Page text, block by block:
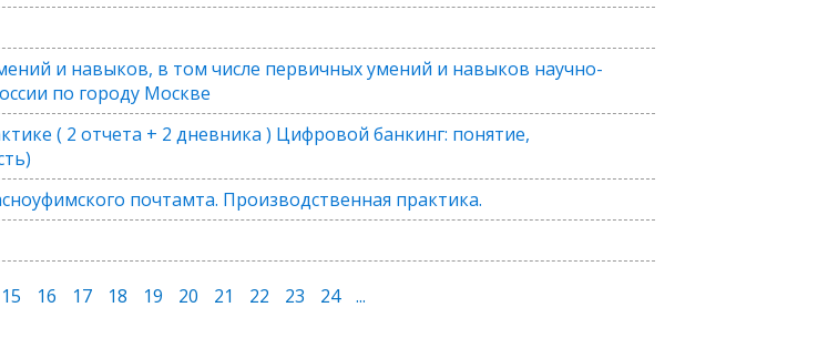
и навыков, в том числе первичных умений и навыков научно-
по городу Москве
( 2 отчета + 2 дневника ) Цифровой банкинг: понятие,
почтамта. Производственная практика.
15 16 17 18 19 20 21 22 23 24 ...